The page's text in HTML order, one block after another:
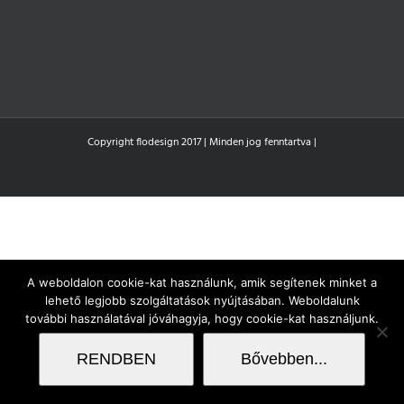
Copyright flodesign 2017 | Minden jog fenntartva |
A weboldalon cookie-kat használunk, amik segítenek minket a
lehető legjobb szolgáltatások nyújtásában. Weboldalunk
további használatával jóváhagyja, hogy cookie-kat használjunk.
RENDBEN Bővebben...